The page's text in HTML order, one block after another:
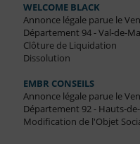
WELCOME BLACK
Annonce légale parue le
Département 94 - Val-de-
Clôture de Liquidation
Dissolution
EMBR CONSEILS
Annonce légale parue le
Département 92 - Hauts-
Modification de l'Objet